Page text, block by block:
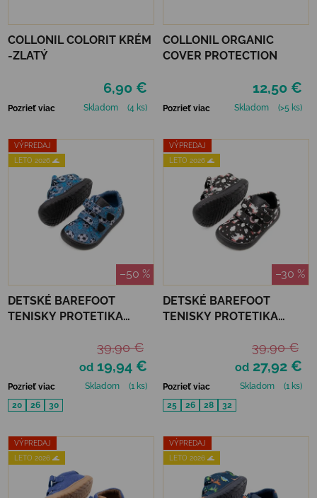
COLLONIL COLORIT KRÉM
-ZLATÝ
6,90 €
Pozrieť viac Skladom (4 ks)
COLLONIL ORGANIC
COVER PROTECTION
12,50 €
Pozrieť viac Skladom (>5 ks)
VÝPREDAJ
LETO 2026 🌊
–50 %
DETSKÉ BAREFOOT
TENISKY PROTETIKA
od 19,94 €
39,90 €
Pozrieť viac Skladom
(1 ks)
20
26 30
VÝPREDAJ
LETO 2026 🌊
–30 %
DETSKÉ BAREFOOT
TENISKY PROTETIKA
od 27,92 €
39,90 €
Pozrieť viac Skladom
(1 ks)
25
26 28 32
VÝPREDAJ
LETO 2026 🌊
VÝPREDAJ
LETO 2026 🌊